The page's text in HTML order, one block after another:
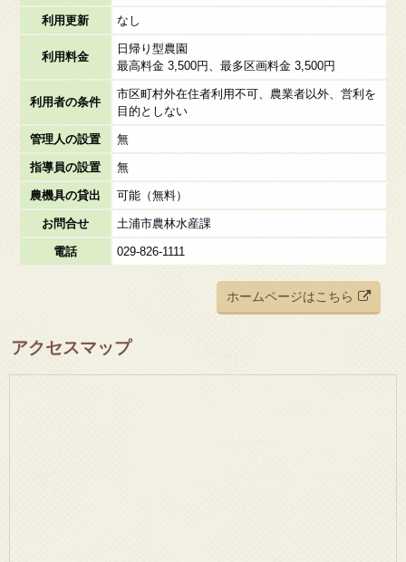
利用更新 なし
利用料金
日帰り型農園
最高料金 3,500円、最多区画料金 3,500円
利用者の条件
市区町村外在住者利用不可、農業者以外、営利を
目的としない
管理人の設置 無
指導員の設置 無
農機具の貸出 可能（無料）
お問合せ 土浦市農林水産課
電話 029-826-1111
ホームページはこちら
アクセスマップ